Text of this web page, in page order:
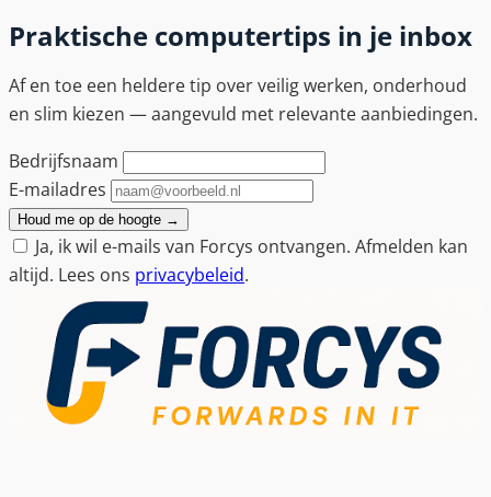
Praktische computertips in je inbox
Af en toe een heldere tip over veilig werken, onderhoud
en slim kiezen — aangevuld met relevante aanbiedingen.
Bedrijfsnaam
E-mailadres
Houd me op de hoogte →
Ja, ik wil e-mails van Forcys ontvangen. Afmelden kan
altijd. Lees ons privacybeleid.